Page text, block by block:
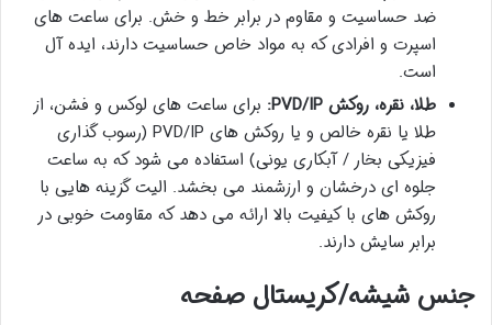
ضد حساسیت و مقاوم در برابر خط و خش. برای ساعت های
اسپرت و افرادی که به مواد خاص حساسیت دارند، ایده آل
است.
طلا، نقره، روکش PVD/IP:
برای ساعت های لوکس و فشن، از
طلا یا نقره خالص و یا روکش های PVD/IP (رسوب گذاری
فیزیکی بخار / آبکاری یونی) استفاده می شود که به ساعت
جلوه ای درخشان و ارزشمند می بخشد. الیت گزینه هایی با
روکش های با کیفیت بالا ارائه می دهد که مقاومت خوبی در
برابر سایش دارند.
جنس شیشه/کریستال صفحه